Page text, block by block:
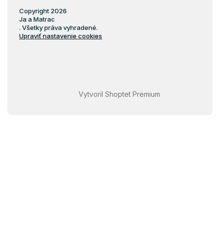
Vytvoril Shoptet Premium
Copyright 2026
Ja a Matrac
. Všetky práva vyhradené.
Upraviť nastavenie cookies